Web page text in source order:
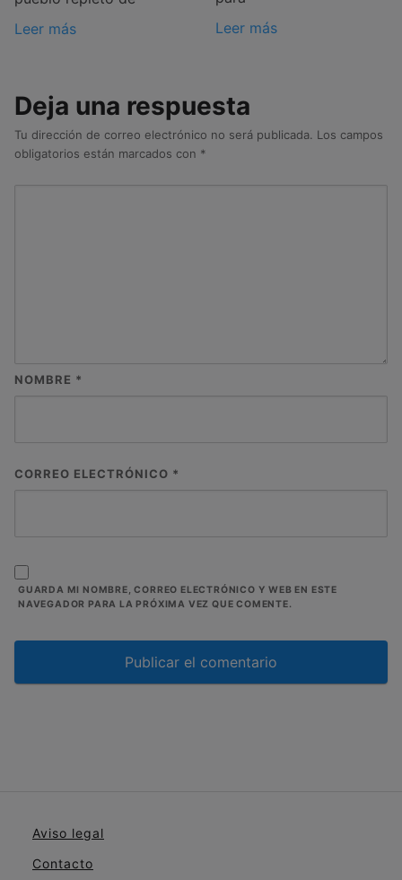
Leer más
Leer más
Deja una respuesta
Tu dirección de correo electrónico no será publicada. Los campos
obligatorios están marcados con *
NOMBRE *
CORREO ELECTRÓNICO *
GUARDA MI NOMBRE, CORREO ELECTRÓNICO Y WEB EN ESTE
NAVEGADOR PARA LA PRÓXIMA VEZ QUE COMENTE.
Aviso legal
Contacto